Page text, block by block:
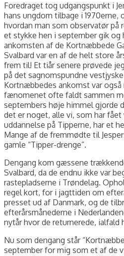
Foredraget tog udgangspunkt i
hans ungdom tilbage i 1970erne,
hvordan man som observatør på
et stykke hen i september gik
ankomsten af de Kortnæbbede
Svalbard var en af de helt store
frem til! Et tiår senere prøvede
på det sagnomspundne
Kortnæbbedes ankomst var
fænomenet ofte faldt sammen
septembers høje himmel gjorde
det er noget, alle vi, som har
uddannelse på Tipperne, har et
Mange af de fremmødte til
gamle “Tipper-drenge”.
Dengang kom gæssene
Svalbard, da de endnu ikke var
rastepladserne i Trøndelag.
regel kort, for i jagttiden om
presset ud af Danmark, og de
efterårsmånederne i
nytår hvor de returnerede, ialfald
Nu som dengang står
september for mig som et af de